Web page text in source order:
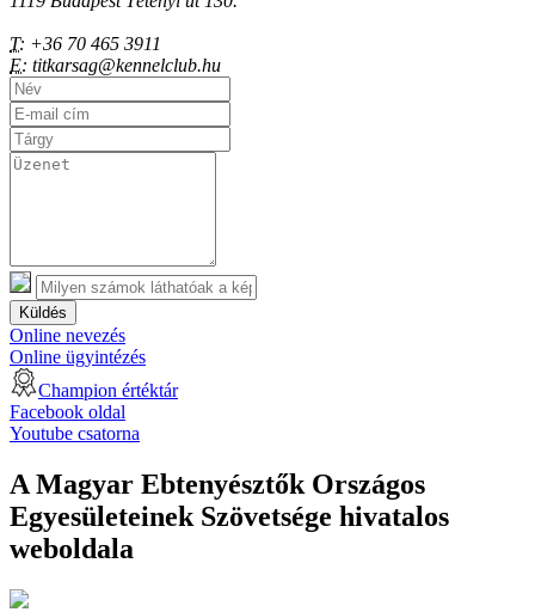
T: +36 70 465 3911
E: titkarsag@kennelclub.hu
Küldés
Online nevezés
Online ügyintézés
Champion értéktár
Facebook oldal
Youtube csatorna
A Magyar Ebtenyésztők Országos
Egyesületeinek Szövetsége hivatalos
weboldala